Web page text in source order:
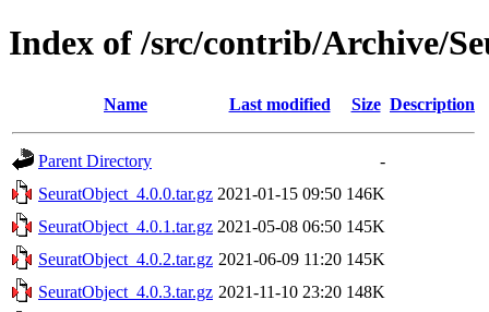
Index of /src/contrib/Archive/
Name Last modified Size Description
Parent Directory
-
SeuratObject_4.0.0.tar.gz 2021-01-15 09:50 146K
SeuratObject_4.0.1.tar.gz 2021-05-08 06:50 145K
SeuratObject_4.0.2.tar.gz 2021-06-09 11:20 145K
SeuratObject_4.0.3.tar.gz 2021-11-10 23:20 148K